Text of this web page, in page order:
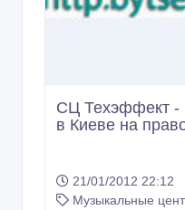
СЦ Техэффект -
в Киеве на
21/01/2012 22:12
Музыкальные